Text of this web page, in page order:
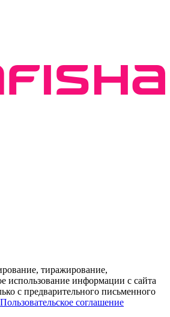
тиражирование,
использование информации с сайта
с предварительного письменного
Пользовательское соглашение